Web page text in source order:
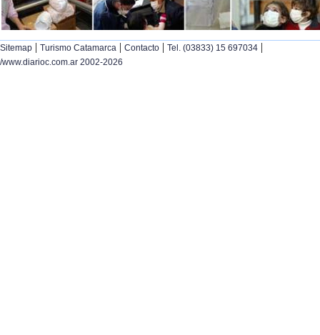
Sitemap | Turismo Catamarca | Contacto | Tel. (03833) 15 697034 |
/www.diarioc.com.ar 2002-2026